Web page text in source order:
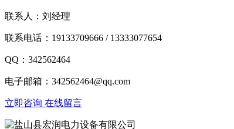
联系人：刘经理
联系电话：19133709666 / 13333077654
QQ：342562464
电子邮箱：342562464@qq.com
立即咨询 在线留言